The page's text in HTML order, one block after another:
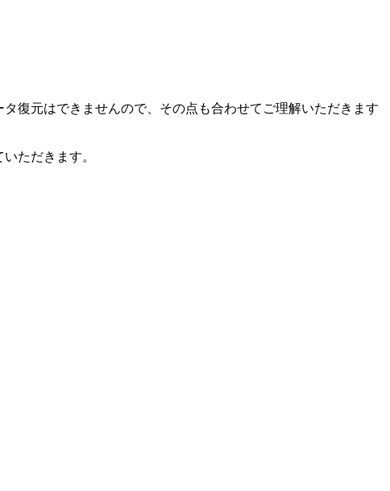
復元はできませんので、その点も合わせてご理解いただきます
ただきます。